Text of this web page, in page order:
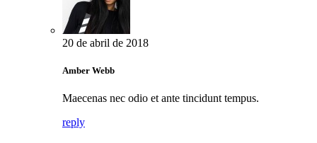
20 de abril de 2018
Amber Webb
Maecenas nec odio et ante tincidunt tempus.
reply